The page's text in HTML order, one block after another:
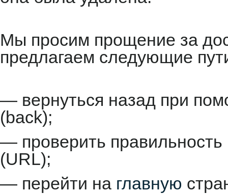
Мы просим прощение за
предлагаем следующие
— вернуться назад при
(back);
— проверить
(URL);
— перейти на главную